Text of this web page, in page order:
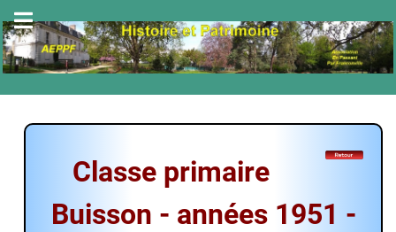
Classe primaire
Buisson - années 1951 -